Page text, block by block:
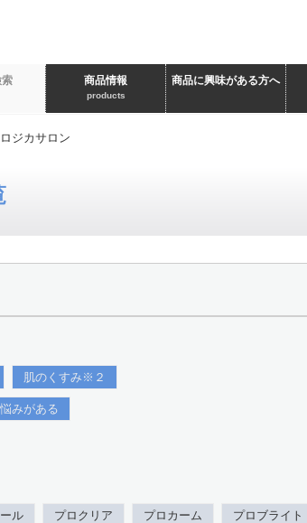
商品情報
products
商品に興味がある方へ
ジカサロン
肌のくすみ※２
みがある
ル プロクリア プロカーム プロブライト